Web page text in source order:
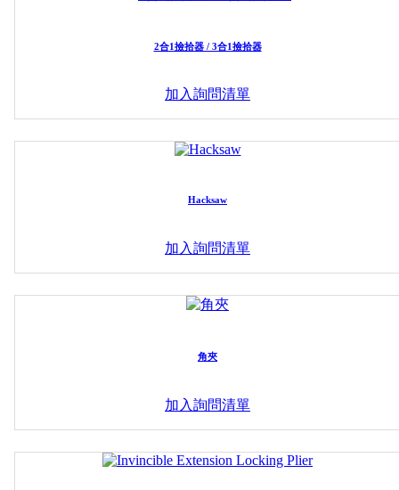
2合1撿拾器 / 3合1撿拾器
加入詢問清單
Hacksaw
加入詢問清單
角夾
加入詢問清單